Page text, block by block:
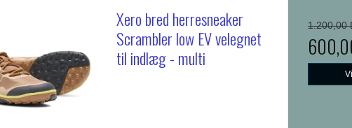
Xero bred herresneaker
Scrambler low EV velegnet
til indlæg - multi
1.200,00